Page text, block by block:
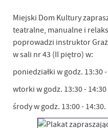
Miejski Dom Kultury
teatralne, manualne i
poprowadzi instruktor
w sali nr 43 (II piętro) w:
poniedziałki w godz. 13:30
wtorki w godz. 13:30 - 14:30
środy w godz. 13:00 - 14:30.